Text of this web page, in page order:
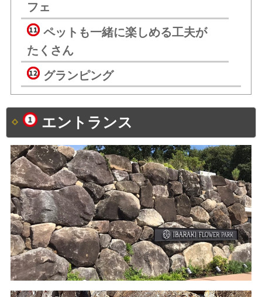
フェ
ペットも一緒に楽しめる工夫が
たくさん
グランピング
エントランス